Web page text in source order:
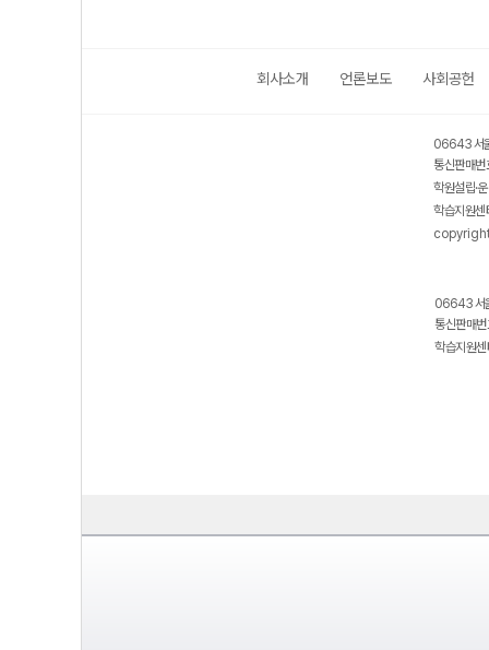
회사소개 언론보도 사회공헌
06643 서
통신판매
학원설립·
학습지원
06643 서
통신판매
학습지원